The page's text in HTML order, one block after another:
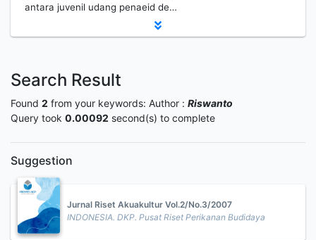
antara juvenil udang penaeid de…
Search Result
Found 2 from your keywords: Author : Riswanto
Query took 0.00092 second(s) to complete
Suggestion
Jurnal Riset Akuakultur Vol.2/No.3/2007
INDONESIA. DKP. Pusat Riset Perikanan Budidaya